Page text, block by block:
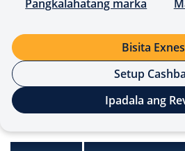
Pangkalahatang marka
Bisita
Setup
Ipadala ang